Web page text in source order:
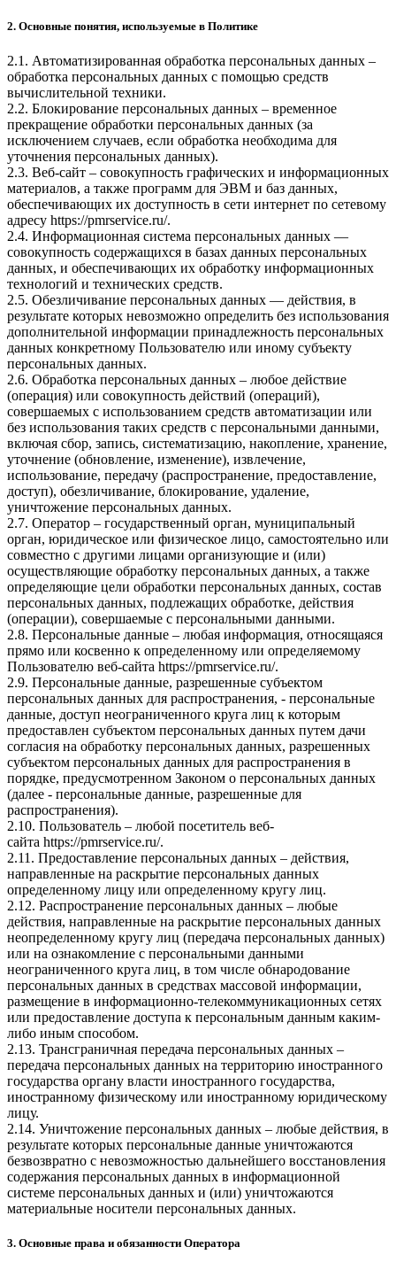
2. Основные понятия, используемые в Политике
2.1. Автоматизированная обработка персональных данных –
обработка персональных данных с помощью средств
вычислительной техники.
2.2. Блокирование персональных данных – временное
прекращение обработки персональных данных (за
исключением случаев, если обработка необходима для
уточнения персональных данных).
2.3. Веб-сайт – совокупность графических и информационных
материалов, а также программ для ЭВМ и баз данных,
обеспечивающих их доступность в сети интернет по сетевому
адресу https://pmrservice.ru/.
2.4. Информационная система персональных данных —
совокупность содержащихся в базах данных персональных
данных, и обеспечивающих их обработку информационных
технологий и технических средств.
2.5. Обезличивание персональных данных — действия, в
результате которых невозможно определить без использования
дополнительной информации принадлежность персональных
данных конкретному Пользователю или иному субъекту
персональных данных.
2.6. Обработка персональных данных – любое действие
(операция) или совокупность действий (операций),
совершаемых с использованием средств автоматизации или
без использования таких средств с персональными данными,
включая сбор, запись, систематизацию, накопление, хранение,
уточнение (обновление, изменение), извлечение,
использование, передачу (распространение, предоставление,
доступ), обезличивание, блокирование, удаление,
уничтожение персональных данных.
2.7. Оператор – государственный орган, муниципальный
орган, юридическое или физическое лицо, самостоятельно или
совместно с другими лицами организующие и (или)
осуществляющие обработку персональных данных, а также
определяющие цели обработки персональных данных, состав
персональных данных, подлежащих обработке, действия
(операции), совершаемые с персональными данными.
2.8. Персональные данные – любая информация, относящаяся
прямо или косвенно к определенному или определяемому
Пользователю веб-сайта https://pmrservice.ru/.
2.9. Персональные данные, разрешенные субъектом
персональных данных для распространения, - персональные
данные, доступ неограниченного круга лиц к которым
предоставлен субъектом персональных данных путем дачи
согласия на обработку персональных данных, разрешенных
субъектом персональных данных для распространения в
порядке, предусмотренном Законом о персональных данных
(далее - персональные данные, разрешенные для
распространения).
2.10. Пользователь – любой посетитель веб-
сайта https://pmrservice.ru/.
2.11. Предоставление персональных данных – действия,
направленные на раскрытие персональных данных
определенному лицу или определенному кругу лиц.
2.12. Распространение персональных данных – любые
действия, направленные на раскрытие персональных данных
неопределенному кругу лиц (передача персональных данных)
или на ознакомление с персональными данными
неограниченного круга лиц, в том числе обнародование
персональных данных в средствах массовой информации,
размещение в информационно-телекоммуникационных сетях
или предоставление доступа к персональным данным каким-
либо иным способом.
2.13. Трансграничная передача персональных данных –
передача персональных данных на территорию иностранного
государства органу власти иностранного государства,
иностранному физическому или иностранному юридическому
лицу.
2.14. Уничтожение персональных данных – любые действия, в
результате которых персональные данные уничтожаются
безвозвратно с невозможностью дальнейшего восстановления
содержания персональных данных в информационной
системе персональных данных и (или) уничтожаются
материальные носители персональных данных.
3. Основные права и обязанности Оператора